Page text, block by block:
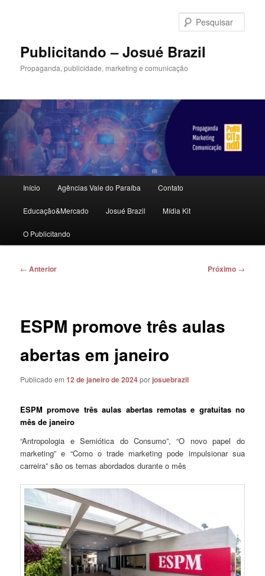
principalPublicitando – Josué Brazil
Propaganda, publicidade, marketing e comunicação
principal
Início Agências Vale do Paraíba Contato
Educação&Mercado Josué Brazil Mídia Kit
O Publicitando
Navegação
← Anterior Próximo →
ESPM promove três aulas
abertas em janeiro
Publicado em12 de janeiro de 2024porjosuebrazil
ESPM promove três aulas abertas remotas e gratuitas no
mês de janeiro
“Antropologia e Semiótica do Consumo”, “O novo papel do
marketing” e “Como o trade marketing pode impulsionar sua
carreira” são os temas abordados durante o mês